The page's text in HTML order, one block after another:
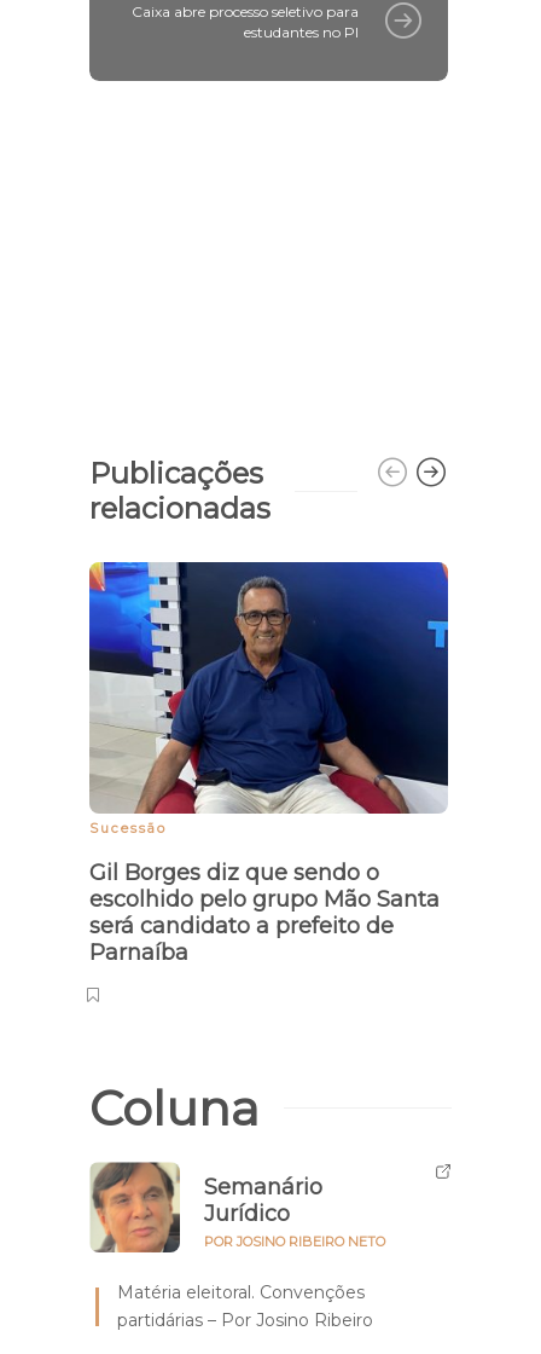
Caixa abre processo seletivo para
estudantes no PI
Publicações
relacionadas
Sucessão
Gil Borges diz que sendo o
escolhido pelo grupo Mão Santa
será candidato a prefeito de
Parnaíba
Coluna
Semanário
Jurídico
POR JOSINO RIBEIRO NETO
Matéria eleitoral. Convenções
partidárias – Por Josino Ribeiro